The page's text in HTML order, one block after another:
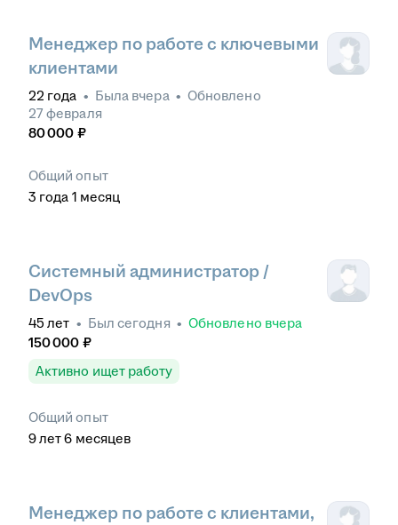
Менеджер по работе с ключевыми
клиентами
22 года • Была вчера • Обновлено
27 февраля
80 000 ₽
Общий опыт
3 года 1 месяц
Системный администратор /
DevOps
45 лет • Был сегодня • Обновлено вчера
150 000 ₽
Активно ищет работу
Общий опыт
9лет 6 месяцев
Менеджер по работе с клиентами,